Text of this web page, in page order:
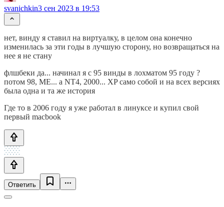
svanichkin3 сен 2023 в 19:53
нет, винду я ставил на виртуалку, в целом она конечно
изменилась за эти годы в лучшую сторону, но возвращаться на
нее я не стану
флшбеки да... начинал я с 95 винды в лохматом 95 году ?
потом 98, МЕ... а NT4, 2000... XP само собой и на всех версиях
была одна и та же история
Где то в 2006 году я уже работал в линуксе и купил свой
первый macbook
Ответить